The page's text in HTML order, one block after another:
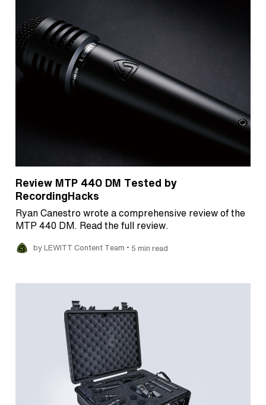
Review MTP 440 DM Tested by
RecordingHacks
Ryan Canestro wrote a comprehensive review of the
MTP 440 DM. Read the full review.
by LEWITT Content Team • 5 min read